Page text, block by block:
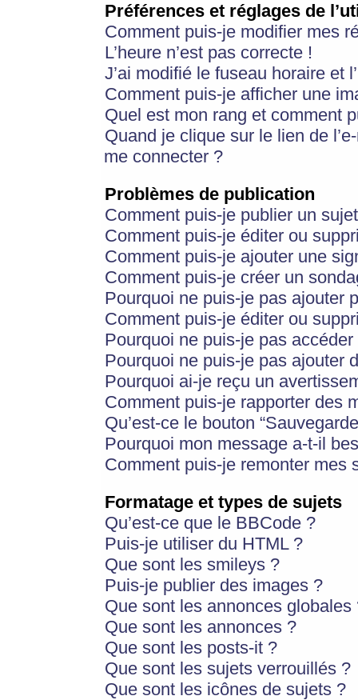
Préférences et réglages de
Comment puis-je modifier mes
L’heure n’est pas correcte !
J’ai modifié le fuseau horaire et
Comment puis-je afficher une
Quel est mon rang et comment
Quand je clique sur le lien de
me connecter ?
Problèmes de publication
Comment puis-je publier un
Comment puis-je éditer ou
Comment puis-je ajouter une
Comment puis-je créer un
Pourquoi ne puis-je pas ajouter
Comment puis-je éditer ou
Pourquoi ne puis-je pas
Pourquoi ne puis-je pas ajouter
Pourquoi ai-je reçu un
Comment puis-je rapporter des
Qu’est-ce le bouton
Pourquoi mon message a-t-il
Comment puis-je remonter mes
Formatage et types de sujets
Qu’est-ce que le BBCode ?
Puis-je utiliser du HTML ?
Que sont les smileys ?
Puis-je publier des images ?
Que sont les annonces globales
Que sont les annonces ?
Que sont les posts-it ?
Que sont les sujets verrouillés ?
Que sont les icônes de sujets ?